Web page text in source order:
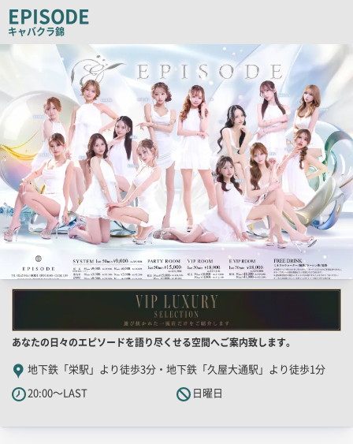
コ
ピ
EPISODE
キャバクラ錦
検
一
覧
像
店
舗
PR
キ
あなたの日々のエピソードを語り尽くせる空間へご案内致します。
地下鉄「栄駅」より徒歩3分・地下鉄「久屋大通駅」より徒歩1分
20:00～LAST
日曜日